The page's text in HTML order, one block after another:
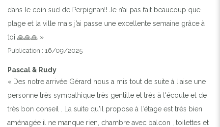
dans le coin sud de Perpignan!! Je n’ai pas fait beaucoup que
plage et la ville mais j’ai passe une excellente semaine grâce à
toi 🙏🙏🙏 »
Publication : 16/09/2025
Pascal & Rudy
« Des notre arrivée Gérard nous a mis tout de suite à l'aise une
personne très sympathique très gentille et très à l'écoute et de
très bon conseil . La suite qu'il propose à l'étage est très bien
aménagée il ne manque rien, chambre avec balcon , toilettes et